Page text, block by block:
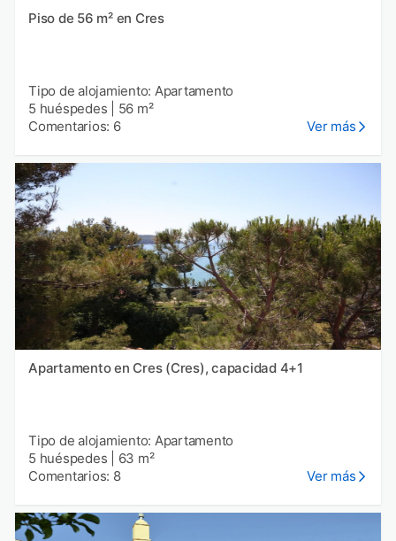
Piso de 56 m² en Cres
Tipo de alojamiento: Apartamento
5 huéspedes
56 m²
Comentarios: 6
Ver más
Apartamento en Cres (Cres), capacidad 4+1
Tipo de alojamiento: Apartamento
5 huéspedes
63 m²
Comentarios: 8
Ver más